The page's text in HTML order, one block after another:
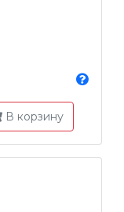
В корзину